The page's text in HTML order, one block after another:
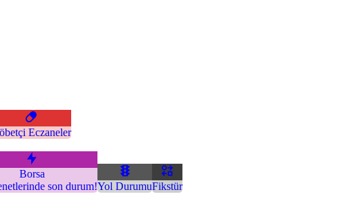
Eczaneler
Borsa
son durum!Yol DurumuFikstür